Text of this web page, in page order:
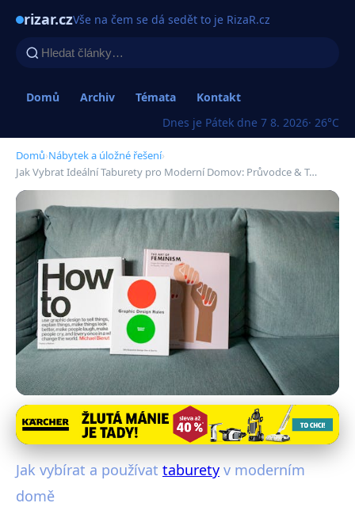
rizar.czVše na čem se dá sedět to je RizaR.cz
Domů Archiv Témata
Kontakt
Dnes je Pátek dne 7 8. 2026· 26°C
Domů›Nábytek a úložné řešení›
Jak Vybrat Ideální Taburety pro Moderní Domov: Průvodce & T…
Nábytek a úložné řešení
Jak Vybrat Ideální Taburety pro
Moderní Domov: Průvodce & Tipy
Jak vybírat a používat taburety v moderním
domě